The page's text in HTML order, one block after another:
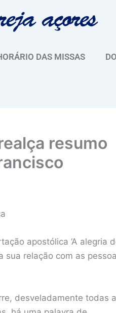
DAS MISSAS
resumo
apostólica ‘A alegria
sua relação com as
desveladamente todas